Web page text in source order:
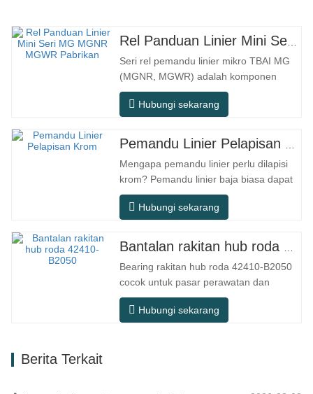
Seri rel pemandu linier mikro TBAI MG
(MGNR, MGWR) adalah komponen
gerak linier berkinerja tinggi yang
dirancang khusus untuk peralatan
struktur yang ringkas, pengoperasian
yang halus, akurasi posisi yang tinggi,
dan ruang pemasangan yang kecil.
MGNR…
Hubungi sekarang
Mengapa pemandu linier perlu dilapisi
krom? Pemandu linier baja biasa dapat
memenuhi kebutuhan operasional dasar
di lingkungan kering dalam ruangan
penggunaan praktis seperti peralatan
peralatan luar ruangan, bengkel
pemrosesan…
Hubungi sekarang
Bearing rakitan hub roda 42410-B2050
cocok untuk pasar perawatan dan
penggantian suku cadang otomotif
purna jual, memenuhi persyaratan
Hubungi sekarang
Berita Terkait